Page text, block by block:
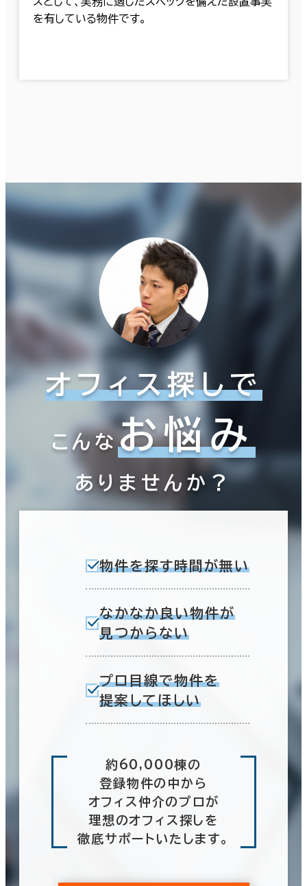
を有している物件です。
オフィス探しで
こんなお悩み
ありませんか？
物件を探す時間が無い
なかなか良い物件が
見つからない
プロ目線で物件を
提案してほしい
約60,000棟の
登録物件の中から
オフィス仲介のプロが
理想のオフィス探しを
徹底サポートいたします。